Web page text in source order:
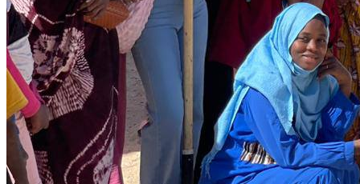
Lire l'article
Immersion Visuelle
Galerie Photos
Parcourez notre galerie photo pour voir l'impact concret
de nos projets au sein des communautés. Une image vaut
mille mots.
Voir la Galerie Photos